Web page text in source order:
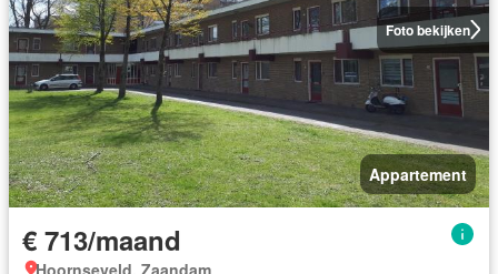
Foto bekijken
Appartement
€ 713/maand
Hoornseveld, Zaandam